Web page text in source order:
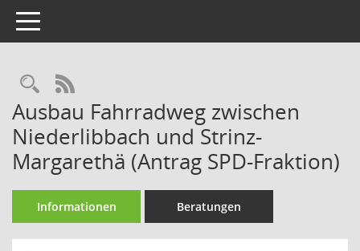
Toggle navigation
Rechercheauswahl
RSS-Feed
Ausbau Fahrradweg zwischen
Niederlibbach und Strinz-
Margarethä (Antrag SPD-Fraktion)
Informationen Beratungen